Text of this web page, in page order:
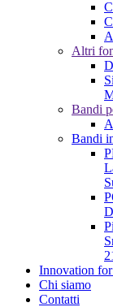
Altri
Bandi
Bandi
Innovation
Chi siamo
Contatti